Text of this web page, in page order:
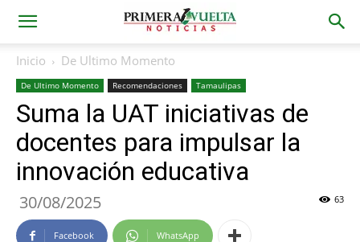
Inicio De Ultimo Momento
De Ultimo Momento Recomendaciones Tamaulipas
Suma la UAT iniciativas de
docentes para impulsar la
innovación educativa
30/08/2025 63
Facebook WhatsApp